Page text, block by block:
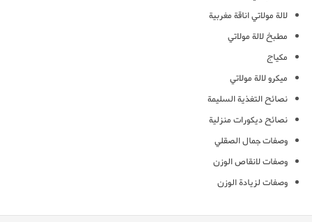
لالة مولاتي اناقة مغربية
مطبخ لالة مولاتي
مكياج
ميكرو لالة مولاتي
نصائح التغذية السليمة
نصائح ديكورات منزلية
وصفات جمال الصقلي
وصفات لانقاص الوزن
وصفات لزيادة الوزن